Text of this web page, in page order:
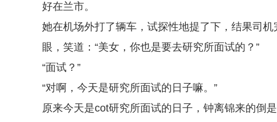
好在兰市。
她在机场外打了辆车，试探性地提了下，结果司
眼，笑道：“美女，你也是要去研究所面试的？”
“面试？”
“对啊，今天是研究所面试的日子嘛。”
原来今天是cot研究所面试的日子，钟离锦来的倒